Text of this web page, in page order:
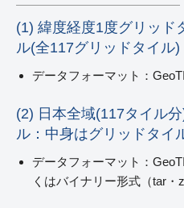
(1) 緯度経度1度グリッド
ル(全117グリッドタイル)
データフォーマット：
(2) 日本全域(117タイル
ル：中身はグリッドタイ
データフォーマット：
くはバイナリー形式（tar・